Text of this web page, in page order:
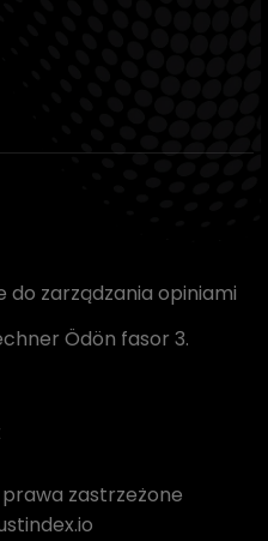
zarządzania opiniami
Ödön fasor 3.
zastrzeżone